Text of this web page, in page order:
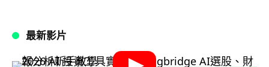
最新影片